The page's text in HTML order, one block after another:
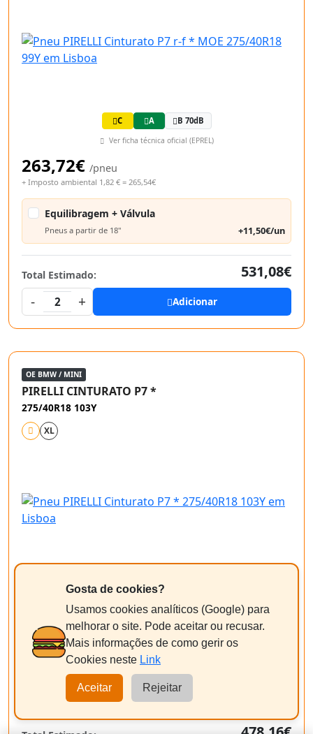
C A B 70dB
Ver ficha técnica oficial (EPREL)
263,72€ /pneu
+ Imposto ambiental 1,82 € = 265,54€
Equilibragem + Válvula
Pneus a partir de 18" +11,50€/un
Total Estimado:
531,08€
-
2 + Adicionar
OE BMW / MINI
PIRELLI CINTURATO P7 *
275/40R18 103Y
XL
237,26€/pneu
+ Imposto ambiental 1,82 € = 239,08€
Equilibragem + Válvula
Pneus a partir de 18"
Gosta de cookies?
Usamos cookies analíticos (Google) para
melhorar o site. Pode aceitar ou recusar.
Mais informações de como gerir os
Cookies neste Link
Aceitar Rejeitar